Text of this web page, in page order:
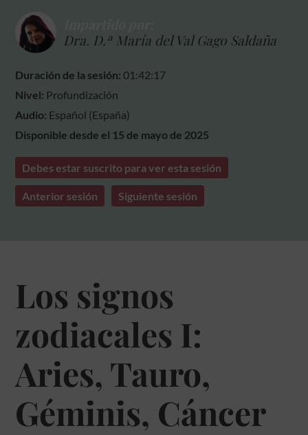
Dra. D.ª María del Val Gago Saldaña
Duración de la sesión:01:42:17
Nivel: Profundización
Audio: Español (España)
Disponible desde el 15 de mayo de 2025
Debes estar suscrito para ver esta sesión
Anterior sesión Siguiente sesión
Los signos
zodiacales I:
Aries, Tauro,
Géminis, Cáncer